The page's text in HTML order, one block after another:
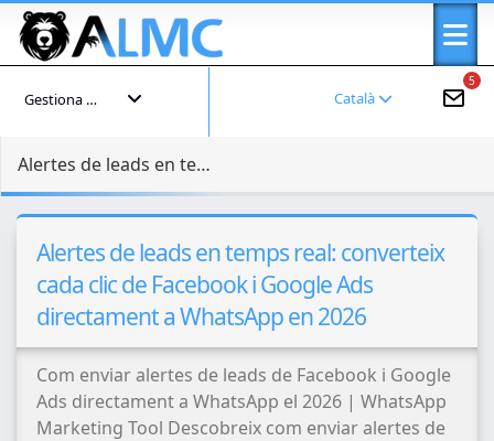
5
Català
Gestiona el teu compte
Alertes de leads en temps real: converteix cada clic de Facebook i Google Ads directament a WhatsApp en 2026
Alertes de leads en temps real: converteix
cada clic de Facebook i Google Ads
directament a WhatsApp en 2026
Com enviar alertes de leads de Facebook i Google
Ads directament a WhatsApp el 2026 | WhatsApp
Marketing Tool Descobreix com enviar alertes de